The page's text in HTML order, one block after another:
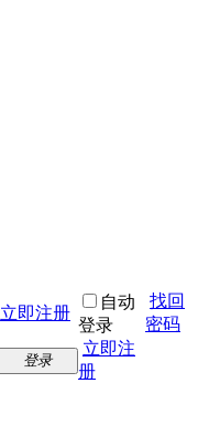
立即注册
自动
登录
找回
密码
登录
立即注
册